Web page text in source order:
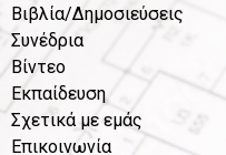
Βιβλία/Δημοσιεύσεις
Συνέδρια
Βίντεο
Εκπαίδευση
Σχετικά με εμάς
Επικοινωνία